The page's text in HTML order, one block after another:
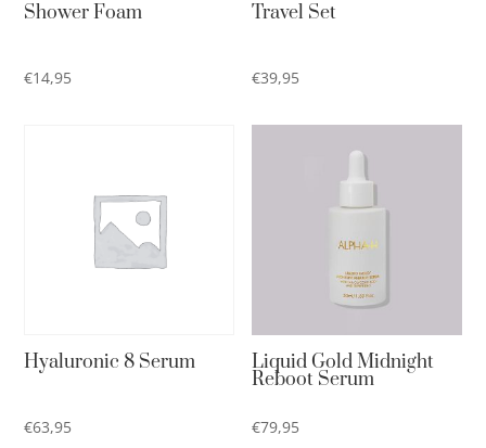
Shower Foam
€14,95
Travel Set
€39,95
Hyaluronic 8 Serum
€63,95
Liquid Gold Midnight
Reboot Serum
€79,95